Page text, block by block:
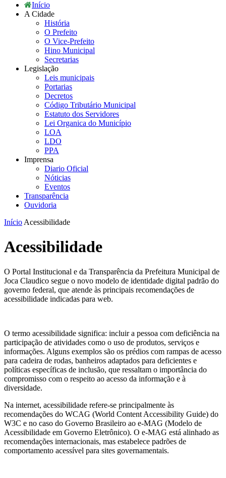
Início
A Cidade
História
O Prefeito
O Vice-Prefeito
Hino Municipal
Secretarias
Legislação
Leis municipais
Portarias
Decretos
Código Tributário Municipal
Estatuto dos Servidores
Lei Organica do Município
LOA
LDO
PPA
Imprensa
Diario Oficial
Nóticias
Eventos
Transparência
Ouvidoria
Início Acessibilidade
Acessibilidade
O Portal Institucional e da Transparência da Prefeitura Municipal de
Joca Claudico segue o novo modelo de identidade digital padrão do
governo federal, que atende às principais recomendações de
acessibilidade indicadas para web.
O termo acessibilidade significa: incluir a pessoa com deficiência na
participação de atividades como o uso de produtos, serviços e
informações. Alguns exemplos são os prédios com rampas de acesso
para cadeira de rodas, banheiros adaptados para deficientes e
políticas específicas de inclusão, que ressaltam o importância do
compromisso com o respeito ao acesso da informação e à
diversidade.
Na internet, acessibilidade refere-se principalmente às
recomendações do WCAG (World Content Accessibility Guide) do
W3C e no caso do Governo Brasileiro ao e-MAG (Modelo de
Acessibilidade em Governo Eletrônico). O e-MAG está alinhado as
recomendações internacionais, mas estabelece padrões de
comportamento acessível para sites governamentais.